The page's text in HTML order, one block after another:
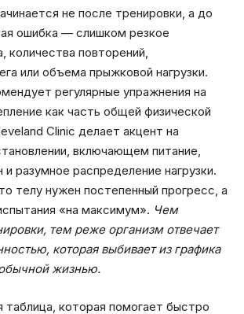
не после тренировки, а до
ошибка — слишком резкое
количества повторений,
или объема прыжковой нагрузки.
регулярные упражнения на
как часть общей физической
Clinic делает акцент на
включающем питание,
разумное распределение нагрузки.
телу нужен постепенный прогресс, а
«на максимум». Чем
тем реже организм отвечает
которая выбивает из графика
жизнью.
которая помогает быстро